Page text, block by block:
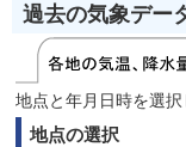
過去の気象デー
地点と年月日時を選
地点の選択